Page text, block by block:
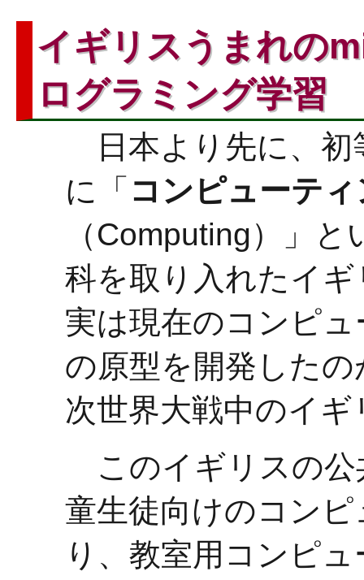
イギリスうまれの
ログラミング学習
日本より先に、初
に「 コンピューテ
（Computing）」と
科を取り入れたイギ
実は現在のコンピュ
の原型を開発したの
次世界大戦中のイ
このイギリスの公
童生徒向けのコン
り、教室用コンピ